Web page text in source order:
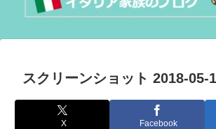
スクリーンショット 2018-05-
X Facebook